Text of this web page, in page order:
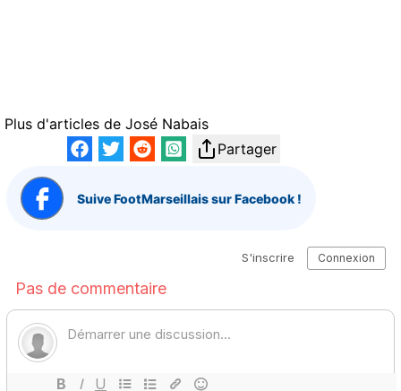
Plus d'articles de José Nabais
Partager
Suive FootMarseillais sur Facebook !